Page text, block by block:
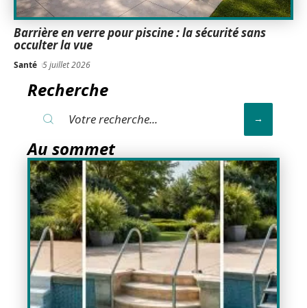
Barrière en verre pour piscine : la sécurité sans
occulter la vue
Santé 5 juillet 2026
Recherche
Au sommet